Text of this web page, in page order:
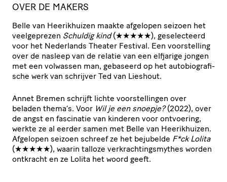
OVER DE MAKERS
Belle van Heerik­huizen maakte afgelopen seizoen het
veel­ge­prezen Schuldig kind(★★★★★), gese­lec­teerd
voor het Nederlands Theater Festival. Een voor­stel­ling
over de nasleep van de relatie van een elfjarige jongen
met een volwassen man, gebaseerd op het auto­bi­o­gra­fi­
sche werk van schrijver Ted van Lieshout.
Annet Bremen schrijft lichte voor­stel­lingen over
beladen thema’s. Voor Wil je een snoepje?(2022), over
de angst en fascinatie van kinderen voor ontvoering,
werkte ze al eerder samen met Belle van Heerik­huizen.
Afgelopen seizoen schreef ze het bejubelde F*ck Lolita
(★★★★★), waarin talloze verkrach­tings­my­thes worden
ontkracht en ze Lolita het woord geeft.